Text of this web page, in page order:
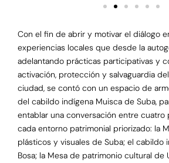
Con el fin de abrir y motivar el diálogo
experiencias locales que desde la
adelantando prácticas participativas y
activación, protección y salvaguardia
ciudad, se contó con un espacio de
del cabildo indígena Muisca de Suba,
entablar una conversación entre cuatro
cada entorno patrimonial priorizado: la
plásticos y visuales de Suba; el cabildo
Bosa; la Mesa de patrimonio cultural de